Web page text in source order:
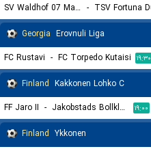
SV Waldhof 07 Mannheim -
Georgia Erovnuli Liga
FC Rustavi - FC Torpedo Kutaisi ۱۹:۳۰
Finland Kakkonen Lohko C
FF Jaro II - Jakobstads Bollklubb ۱۹:۰۰
Finland Ykkonen